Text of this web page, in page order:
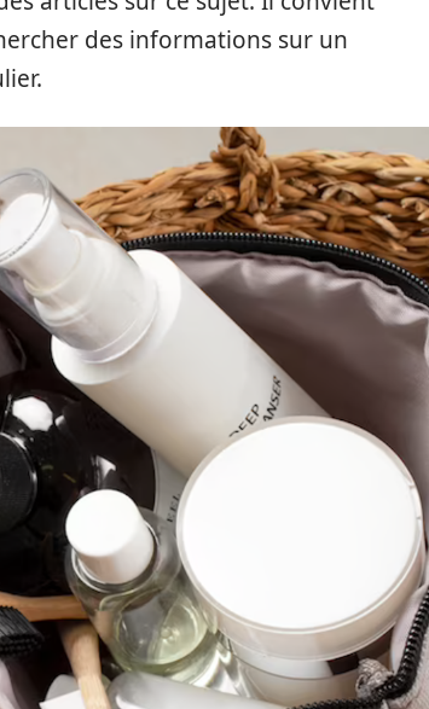
des informations sur un